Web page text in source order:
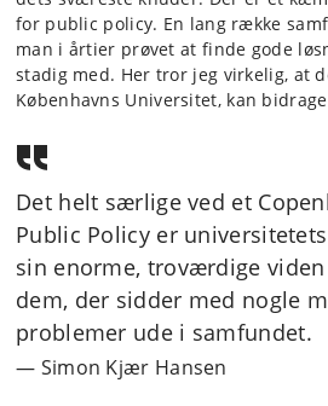
for public policy. En lang række
man i årtier prøvet at finde gode
stadig med. Her tror jeg virkelig, at
Københavns Universitet, kan
Det helt særlige ved et
Public Policy er
sin enorme, troværdige
dem, der sidder med nogle
problemer ude i samfundet.
Simon Kjær Hansen